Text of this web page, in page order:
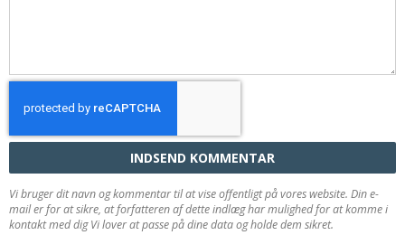
INDSEND KOMMENTAR
Vi bruger dit navn og kommentar til at vise offentligt på vores website. Din e-
mail er for at sikre, at forfatteren af dette indlæg har mulighed for at komme i
kontakt med dig Vi lover at passe på dine data og holde dem sikret.